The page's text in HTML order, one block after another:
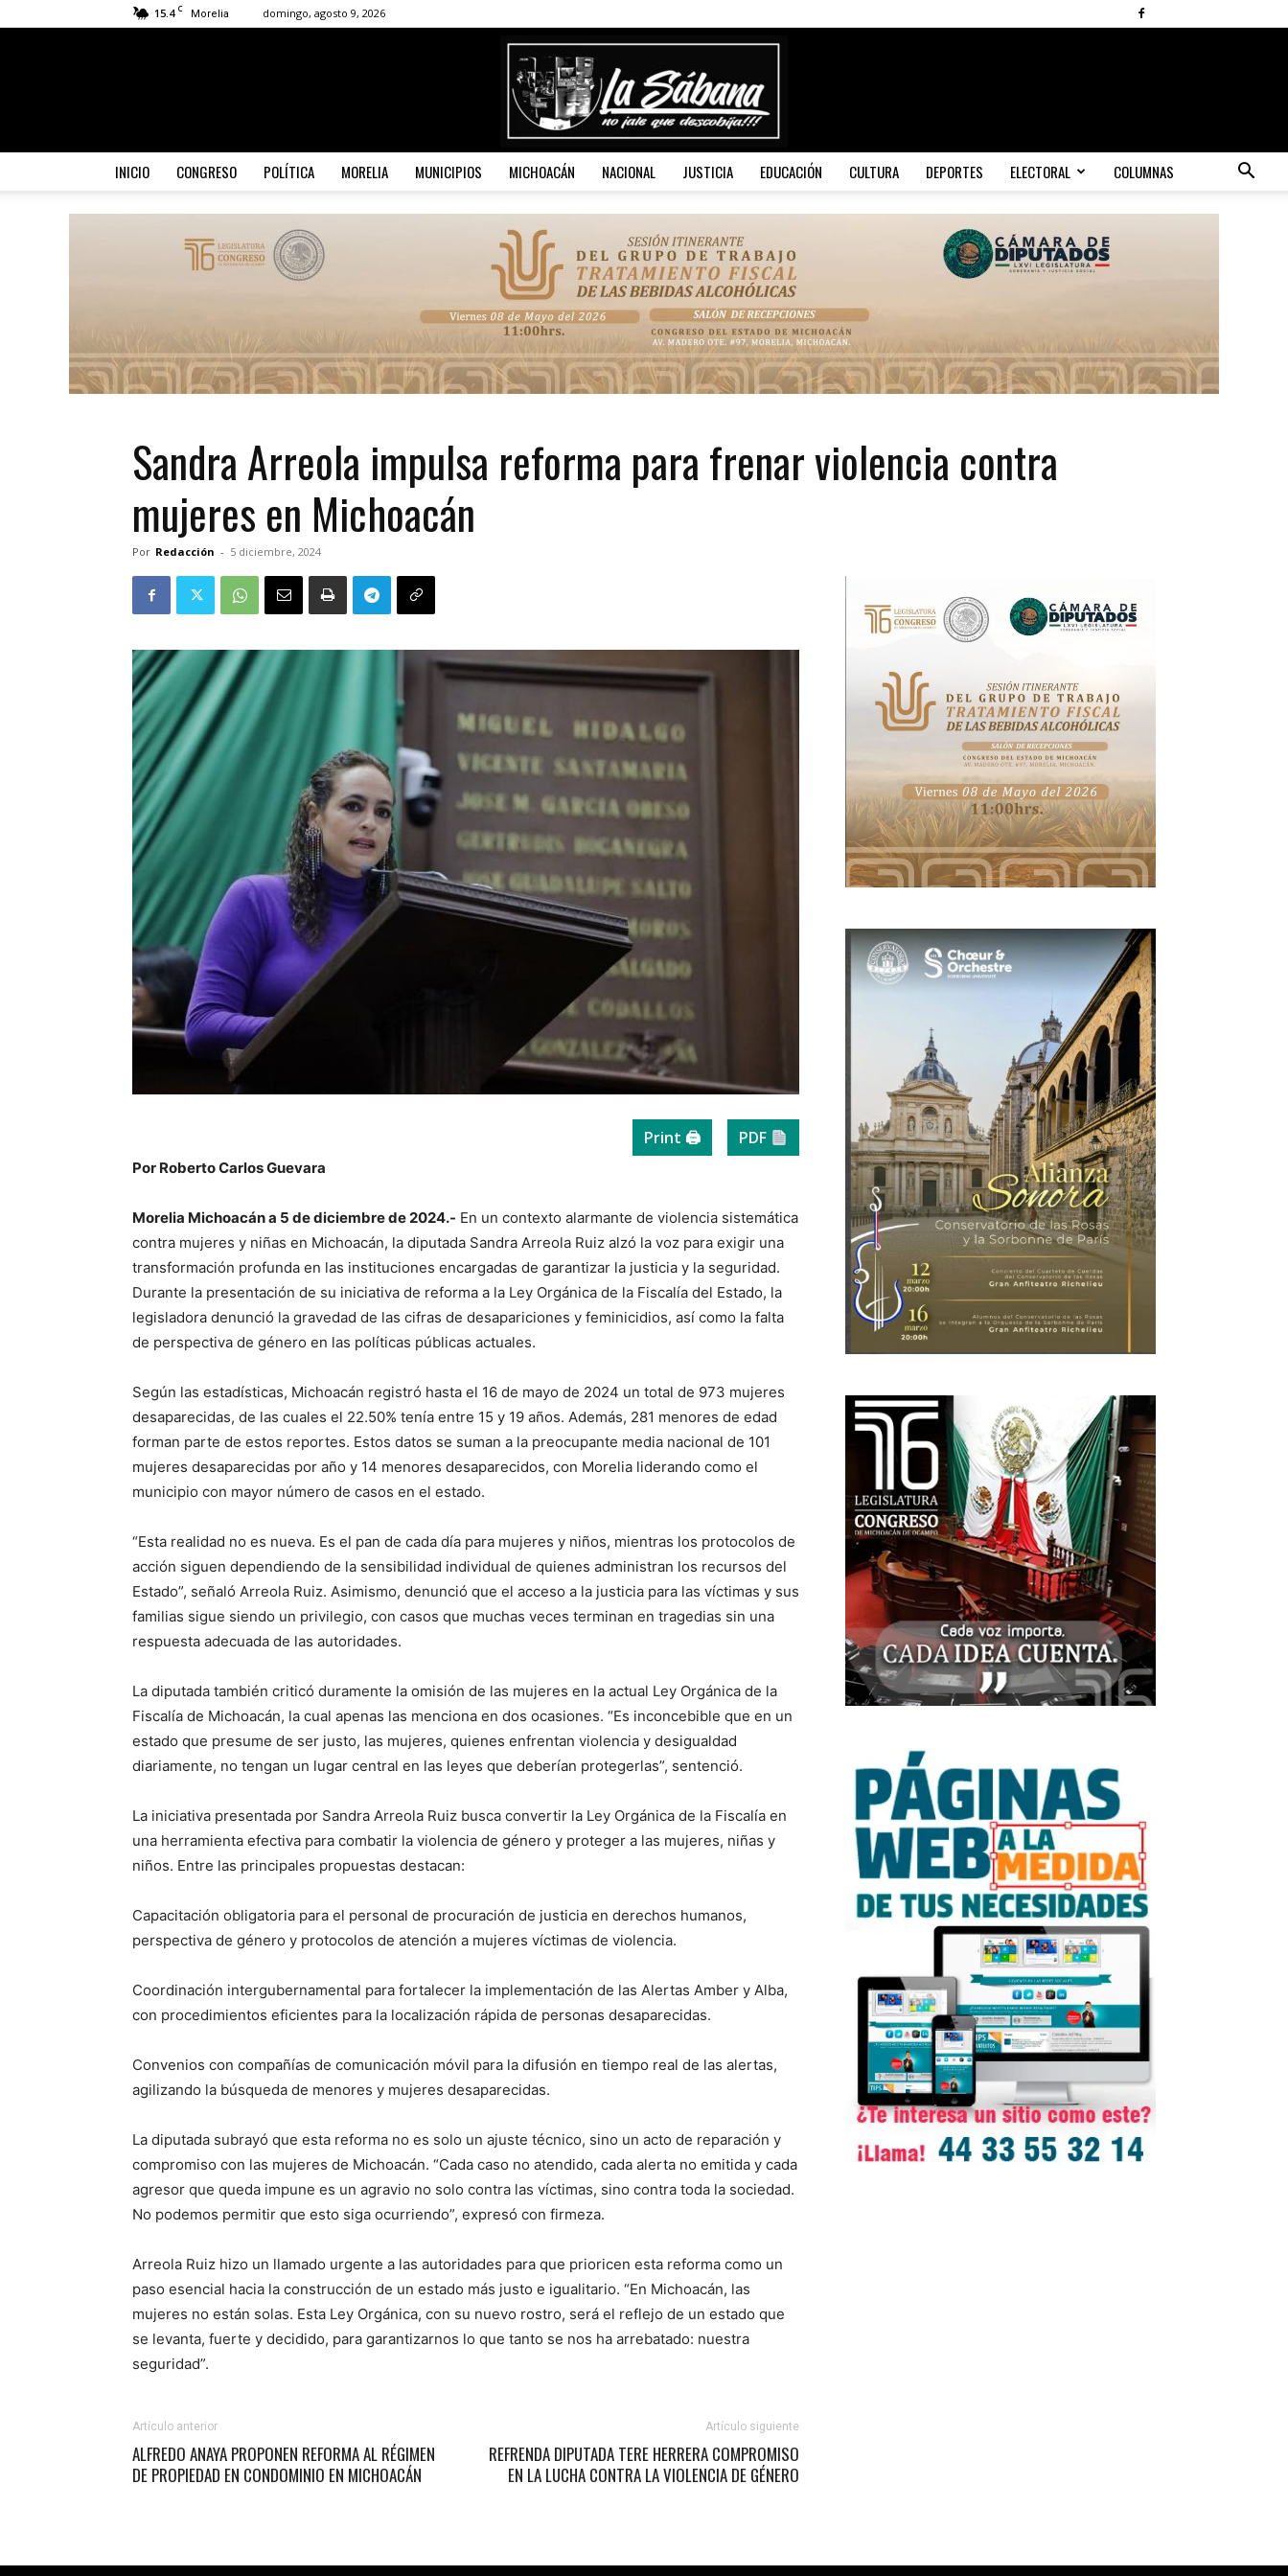
15.4 C Morelia domingo, agosto 9, 2026
Sábana
INICIO CONGRESO POLÍTICA MORELIA MUNICIPIOS MICHOACÁN NACIONAL JUSTICIA EDUCACIÓN CULTURA DEPORTES ELECTORAL COLUMNAS
Sandra Arreola impulsa reforma para frenar violencia contra
mujeres en Michoacán
Por Redacción - 5 diciembre, 2024
Print 🖨 PDF
Por Roberto Carlos Guevara
Morelia Michoacán a 5 de diciembre de 2024.- En un contexto alarmante de violencia sistemática
contra mujeres y niñas en Michoacán, la diputada Sandra Arreola Ruiz alzó la voz para exigir una
transformación profunda en las instituciones encargadas de garantizar la justicia y la seguridad.
Durante la presentación de su iniciativa de reforma a la Ley Orgánica de la Fiscalía del Estado, la
legisladora denunció la gravedad de las cifras de desapariciones y feminicidios, así como la falta
de perspectiva de género en las políticas públicas actuales.
Según las estadísticas, Michoacán registró hasta el 16 de mayo de 2024 un total de 973 mujeres
desaparecidas, de las cuales el 22.50% tenía entre 15 y 19 años. Además, 281 menores de edad
forman parte de estos reportes. Estos datos se suman a la preocupante media nacional de 101
mujeres desaparecidas por año y 14 menores desaparecidos, con Morelia liderando como el
municipio con mayor número de casos en el estado.
“Esta realidad no es nueva. Es el pan de cada día para mujeres y niños, mientras los protocolos de
acción siguen dependiendo de la sensibilidad individual de quienes administran los recursos del
Estado”, señaló Arreola Ruiz. Asimismo, denunció que el acceso a la justicia para las víctimas y sus
familias sigue siendo un privilegio, con casos que muchas veces terminan en tragedias sin una
respuesta adecuada de las autoridades.
La diputada también criticó duramente la omisión de las mujeres en la actual Ley Orgánica de la
Fiscalía de Michoacán, la cual apenas las menciona en dos ocasiones. “Es inconcebible que en un
estado que presume de ser justo, las mujeres, quienes enfrentan violencia y desigualdad
diariamente, no tengan un lugar central en las leyes que deberían protegerlas”, sentenció.
La iniciativa presentada por Sandra Arreola Ruiz busca convertir la Ley Orgánica de la Fiscalía en
una herramienta efectiva para combatir la violencia de género y proteger a las mujeres, niñas y
niños. Entre las principales propuestas destacan:
Capacitación obligatoria para el personal de procuración de justicia en derechos humanos,
perspectiva de género y protocolos de atención a mujeres víctimas de violencia.
Coordinación intergubernamental para fortalecer la implementación de las Alertas Amber y Alba,
con procedimientos eficientes para la localización rápida de personas desaparecidas.
Convenios con compañías de comunicación móvil para la difusión en tiempo real de las alertas,
agilizando la búsqueda de menores y mujeres desaparecidas.
La diputada subrayó que esta reforma no es solo un ajuste técnico, sino un acto de reparación y
compromiso con las mujeres de Michoacán. “Cada caso no atendido, cada alerta no emitida y cada
agresor que queda impune es un agravio no solo contra las víctimas, sino contra toda la sociedad.
No podemos permitir que esto siga ocurriendo”, expresó con firmeza.
Arreola Ruiz hizo un llamado urgente a las autoridades para que prioricen esta reforma como un
paso esencial hacia la construcción de un estado más justo e igualitario. “En Michoacán, las
mujeres no están solas. Esta Ley Orgánica, con su nuevo rostro, será el reflejo de un estado que
se levanta, fuerte y decidido, para garantizarnos lo que tanto se nos ha arrebatado: nuestra
seguridad”.
Artículo anterior
ALFREDO ANAYA PROPONEN REFORMA AL RÉGIMEN
DE PROPIEDAD EN CONDOMINIO EN MICHOACÁN
Artículo siguiente
REFRENDA DIPUTADA TERE HERRERA COMPROMISO
EN LA LUCHA CONTRA LA VIOLENCIA DE GÉNERO